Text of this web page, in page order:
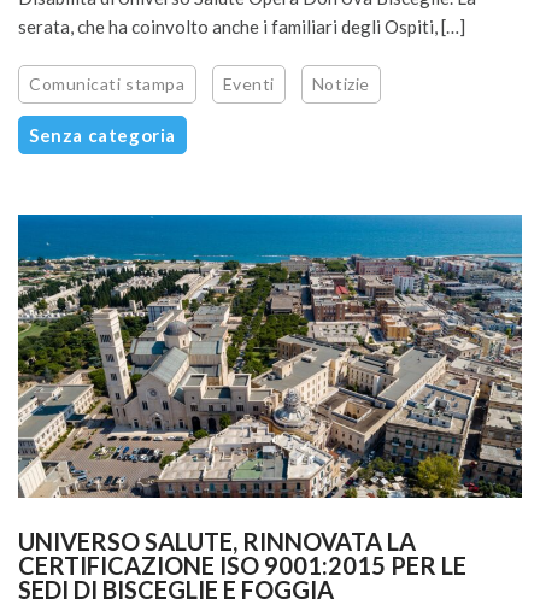
serata, che ha coinvolto anche i familiari degli Ospiti, […]
Comunicati stampa Eventi Notizie
Senza categoria
UNIVERSO SALUTE, RINNOVATA LA
CERTIFICAZIONE ISO 9001:2015 PER LE
SEDI DI BISCEGLIE E FOGGIA